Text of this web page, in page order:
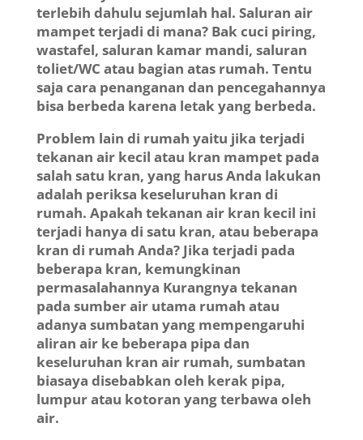
terlebih dahulu sejumlah hal. Saluran air
mampet terjadi di mana? Bak cuci piring,
wastafel, saluran kamar mandi, saluran
toliet/WC atau bagian atas rumah. Tentu
saja cara penanganan dan pencegahannya
bisa berbeda karena letak yang berbeda.
Problem lain di rumah yaitu jika terjadi
tekanan air kecil atau kran mampet pada
salah satu kran, yang harus Anda lakukan
adalah periksa keseluruhan kran di
rumah. Apakah tekanan air kran kecil ini
terjadi hanya di satu kran, atau beberapa
kran di rumah Anda? Jika terjadi pada
beberapa kran, kemungkinan
permasalahannya Kurangnya tekanan
pada sumber air utama rumah atau
adanya sumbatan yang mempengaruhi
aliran air ke beberapa pipa dan
keseluruhan kran air rumah, sumbatan
biasaya disebabkan oleh kerak pipa,
lumpur atau kotoran yang terbawa oleh
air.